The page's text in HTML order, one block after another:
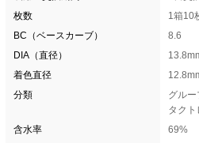
枚数
1箱10
BC（ベースカーブ）
8.6
DIA（直径）
着色直径
分類
グル
タク
含水率
69%